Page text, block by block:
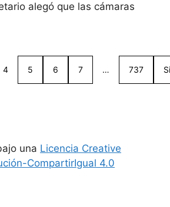
alegó que las cámaras
4 5 6 7 … 737
una Licencia Creative
CompartirIgual 4.0